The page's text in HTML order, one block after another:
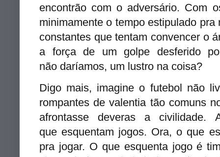
encontrão com o adversário. Com
minimamente o tempo estipulado
constantes que tentam convencer o
a força de um golpe desferido
não daríamos, um lustro na coisa?
Digo mais, imagine o futebol não
rompantes de valentia tão comuns
afrontasse deveras a civilidade.
que esquentam jogos. Ora, o que
pra jogar. O que esquenta jogo é